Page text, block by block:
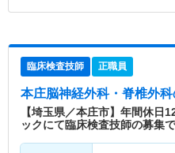
臨床検査技師 正職員
本庄脳神経外科・脊椎外科
【埼玉県／本庄市】年間休
ックにて臨床検査技師の募集で